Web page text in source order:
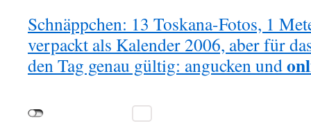
Schnäppchen: 13 Toskana-Fotos, 1
verpackt als Kalender 2006, aber für
den Tag genau gültig: angucken und